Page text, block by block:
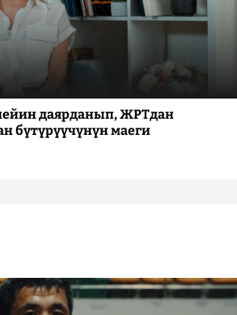
даярданып, ЖРТдан
бүтүрүүчүнүн маеги